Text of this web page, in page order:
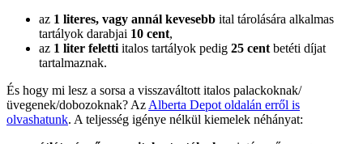
az 1 literes, vagy annál kevesebb ital tárolására alkalmas
tartályok darabjai 10 cent,
az 1 liter feletti italos tartályok pedig 25 cent betéti díjat
tartalmaznak.
És hogy mi lesz a sorsa a visszaváltott italos palackoknak/
üvegenek/dobozoknak? Az Alberta Depot oldalán erről is
olvashatunk. A teljesség igénye nélkül kiemelek néhányat: